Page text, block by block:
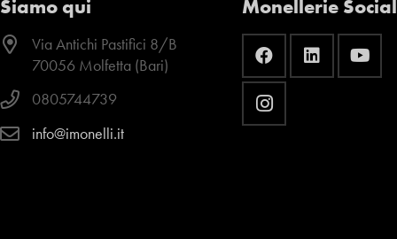
Siamo qui
Via Antichi Pastifici 8/B
70056 Molfetta (Bari)
0805744739
info@imonelli.it
Monellerie Social